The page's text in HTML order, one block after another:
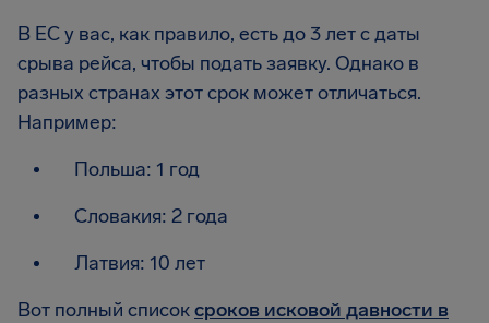
В ЕС у вас, как правило, есть до 3 лет с даты
срыва рейса, чтобы подать заявку. Однако в
разных странах этот срок может отличаться.
Например:
Польша: 1 год
Словакия: 2 года
Латвия: 10 лет
Вот полный списоксроков исковой давности в